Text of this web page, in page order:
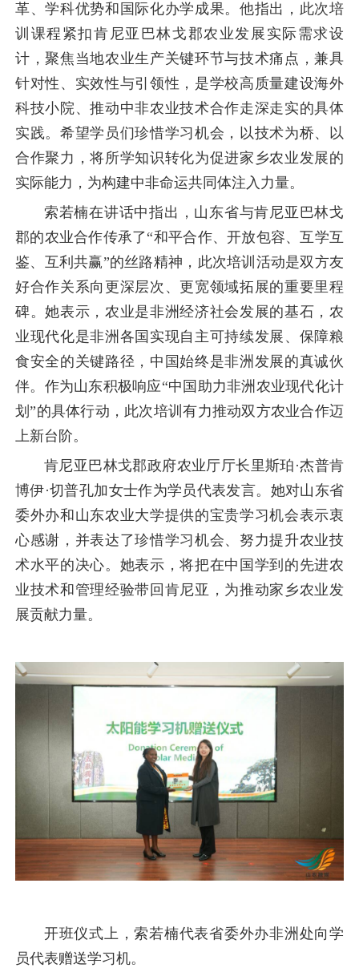
革、学科优势和国际化办学成果。他指出，此次培
训课程紧扣肯尼亚巴林戈郡农业发展实际需求设
计，聚焦当地农业生产关键环节与技术痛点，兼具
针对性、实效性与引领性，是学校高质量建设海外
科技小院、推动中非农业技术合作走深走实的具体
实践。希望学员们珍惜学习机会，以技术为桥、以
合作聚力，将所学知识转化为促进家乡农业发展的
实际能力，为构建中非命运共同体注入力量。
索若楠在讲话中指出，山东省与肯尼亚巴林戈
郡的农业合作传承了“和平合作、开放包容、互学互
鉴、互利共赢”的丝路精神，此次培训活动是双方友
好合作关系向更深层次、更宽领域拓展的重要里程
碑。她表示，农业是非洲经济社会发展的基石，农
业现代化是非洲各国实现自主可持续发展、保障粮
食安全的关键路径，中国始终是非洲发展的真诚伙
伴。作为山东积极响应“中国助力非洲农业现代化计
划”的具体行动，此次培训有力推动双方农业合作迈
上新台阶。
肯尼亚巴林戈郡政府农业厅厅长里斯珀·杰普肯
博伊·切普孔加女士作为学员代表发言。她对山东省
委外办和山东农业大学提供的宝贵学习机会表示衷
心感谢，并表达了珍惜学习机会、努力提升农业技
术水平的决心。她表示，将把在中国学到的先进农
业技术和管理经验带回肯尼亚，为推动家乡农业发
展贡献力量。
开班仪式上，索若楠代表省委外办非洲处向学
员代表赠送学习机。